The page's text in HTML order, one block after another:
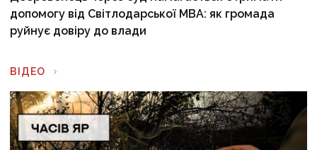
допомогу від Світлодарської МВА: як громада
руйнує довіру до влади
ВІДЕО